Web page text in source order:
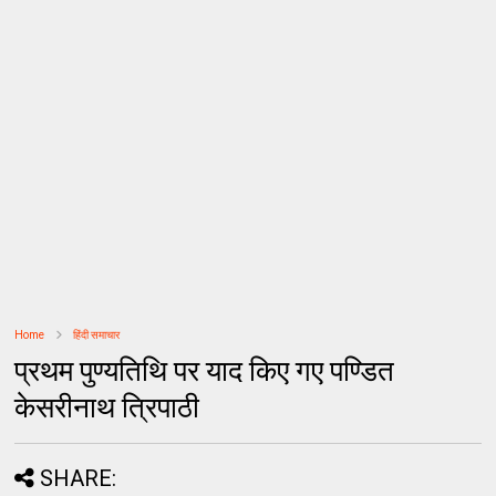
Home हिंदी समाचार
प्रथम पुण्यतिथि पर याद किए गए पण्डित
केसरीनाथ त्रिपाठी
SHARE: